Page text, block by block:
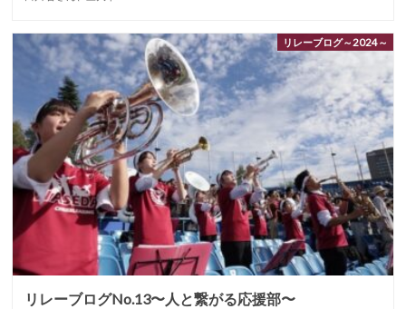
リレーブログ～2024～
リレーブログNo.13〜人と繋がる応援部〜